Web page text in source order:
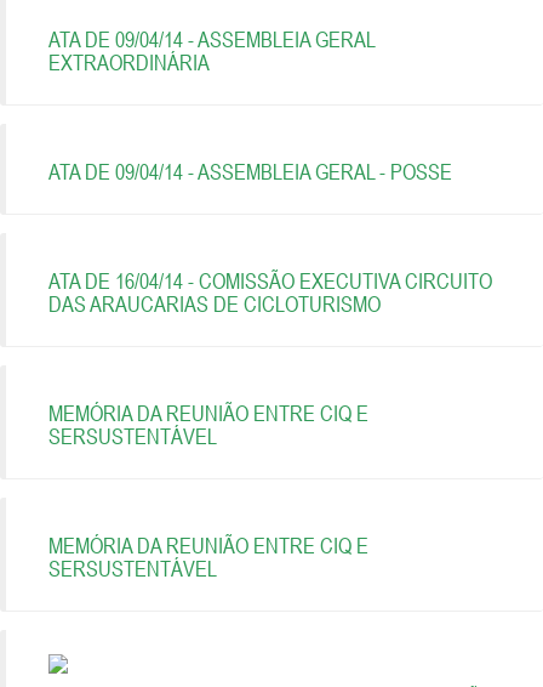
ATA DE 09/04/14 - ASSEMBLEIA GERAL
EXTRAORDINÁRIA
ATA DE 09/04/14 - ASSEMBLEIA GERAL - POSSE
ATA DE 16/04/14 - COMISSÃO EXECUTIVA CIRCUITO
DAS ARAUCARIAS DE CICLOTURISMO
MEMÓRIA DA REUNIÃO ENTRE CIQ E
SERSUSTENTÁVEL
MEMÓRIA DA REUNIÃO ENTRE CIQ E
SERSUSTENTÁVEL